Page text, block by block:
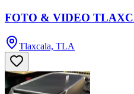
FOTO & VIDEO
Tlaxcala, TLA